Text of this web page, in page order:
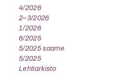
4/2026
2–3/2026
1/2026
6/2025
5/2025 saame
5/2025
Lehtiarkisto